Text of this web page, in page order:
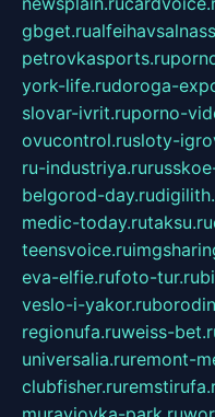
gbget.ru
petrovkasports.ru
york-life.rudoroga-
slovar-ivrit.ruporno-
ovucontrol.rusloty-
ru-industriya.ru
belgorod-day.ru
medic-today.rutaksu.ru
teensvoice.ru
eva-elfie.rufoto-tur.ru
veslo-i-yakor.ru
regionufa.ruweiss-
universalia.ruremont-
clubfisher.ru